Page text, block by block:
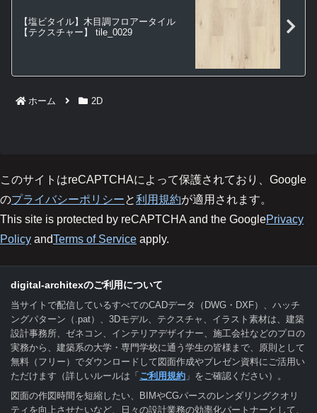
【塩ビタイル】木目調フロアータイル
【テクスチャー】 tile_0029
ホーム 2D
このサイトはreCAPTCHAによって保護されており、Google
のプライバシーポリシーと利用規約が適用されます。
This site is protected by reCAPTCHA and the GooglePrivacy
Policy andTerms of Service apply.
digital-architexのご利用について
当サイトで配信しているすべてのCADデータ（DWG・DXF）、ハッチ
ングパターン（.pat）、3Dモデル、テクスチャ、イラスト素材は、建築
設計事務所、ゼネコン、インテリアデザイナー、施工会社などのプロの
実務から、建築系の大学・専門学校に通う学生の皆様まで、原則として
無料（フリー）でダウンロードして図面作成やプレゼン資料にご活用い
ただけます（詳しいルールは「ご利用規約 」をご確認ください）。
図面の作図時間を短縮したい、BIMやCGパースのレンダリングクオリ
ティを向上させたいなど、日々の設計業務の効率化パートナーとして、